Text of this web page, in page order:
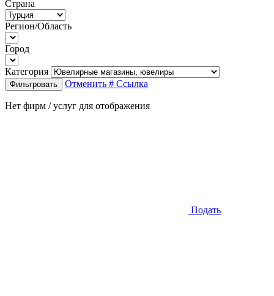
Страна
Регион/Область
Город
Категория
Фильтровать Отменить # Ссылка
Нет фирм / услуг для отображения
Подать